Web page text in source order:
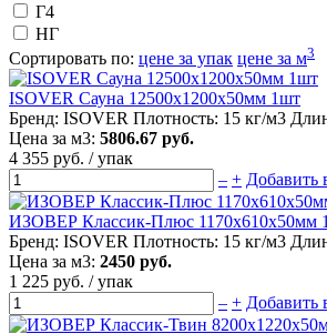
Г4
НГ
Сортировать по: цене за упак цене за м3
ISOVER Сауна 12500х1200х50мм 1шт
Бренд: ISOVER Плотность: 15 кг/м3
Цена за м3: 5806.67 руб.
4 355 руб. / упак
– + Добавить
ИЗОВЕР Классик-Плюс 1170х610х50мм
Бренд: ISOVER Плотность: 15 кг/м3
Цена за м3: 2450 руб.
1 225 руб. / упак
– + Добавить